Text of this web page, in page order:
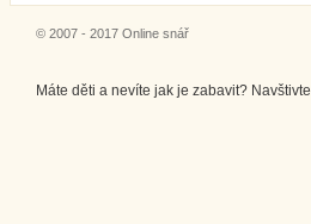
© 2007 - 2017 Online snář
Máte děti a nevíte jak je zabavit? Navštivte